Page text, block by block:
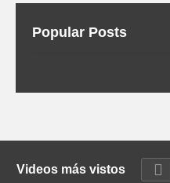
Popular Posts
Videos más vistos